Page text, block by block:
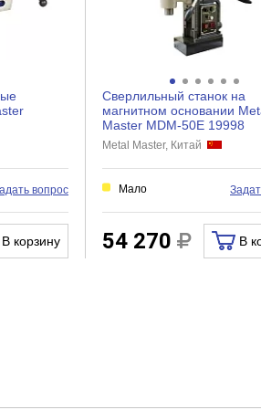
105/210/350/445/700/890/1450/
МК3/
вопрос
В корзину
Сверлильный станок на
магнитном основании
Master MDM-50E 19998
Metal Master, Китай
Мало
54 270 В